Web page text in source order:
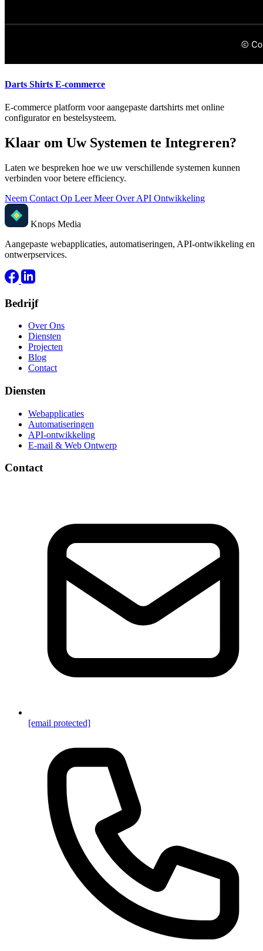
Darts Shirts E-commerce
E-commerce platform voor aangepaste dartshirts met online
configurator en bestelsysteem.
Klaar om Uw Systemen te Integreren?
Laten we bespreken hoe we uw verschillende systemen kunnen
verbinden voor betere efficiency.
Neem Contact Op Leer Meer Over API Ontwikkeling
Knops Media
Aangepaste webapplicaties, automatiseringen, API-ontwikkeling en
ontwerpservices.
Bedrijf
Over Ons
Diensten
Projecten
Blog
Contact
Diensten
Webapplicaties
Automatiseringen
API-ontwikkeling
E-mail & Web Ontwerp
Contact
[email protected]